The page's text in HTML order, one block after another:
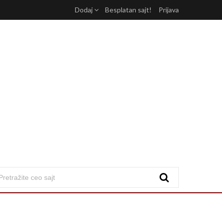
Dodaj Besplatan sajt! Prijava